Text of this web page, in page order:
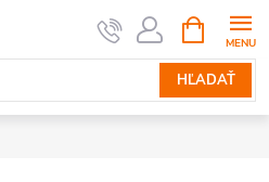
HĽADAŤ
KOŠÍK